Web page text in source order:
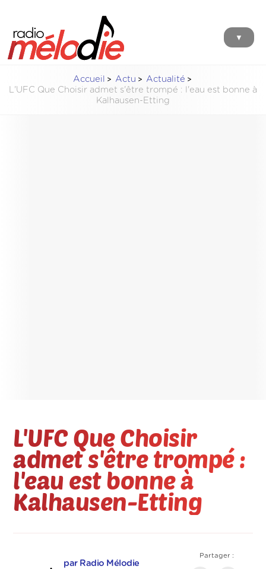
▼
Accueil Actu
Actualité
L'UFC Que Choisir admet s'être trompé : l'eau est bonne à
Kalhausen-Etting
L'UFC Que Choisir
admet s'être trompé :
l'eau est bonne à
Kalhausen-Etting
par Radio Mélodie
Partager :